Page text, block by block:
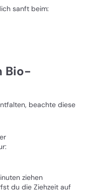
sanft beim:
Bio-
beachte diese
ziehen
du die Ziehzeit auf